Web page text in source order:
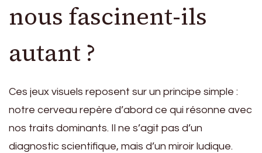
nous fascinent-ils
autant ?
Ces jeux visuels reposent sur un principe simple :
notre cerveau repère d’abord ce qui résonne avec
nos traits dominants. Il ne s’agit pas d’un
diagnostic scientifique, mais d’un miroir ludique.